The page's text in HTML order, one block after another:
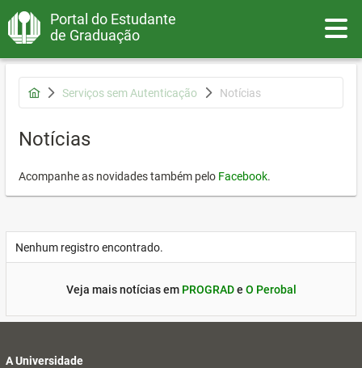
Portal do Estudante
de Graduação
Serviços sem Autenticação Notícias
Notícias
Acompanhe as novidades também pelo Facebook.
Nenhum registro encontrado.
Veja mais notícias em PROGRADe O Perobal
A Universidade